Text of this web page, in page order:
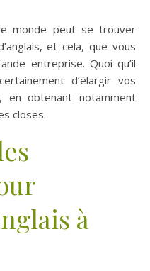
monde peut se trouver
et cela, que vous
entreprise. Quoi qu’il
d’élargir vos
en obtenant notamment
closes.
à